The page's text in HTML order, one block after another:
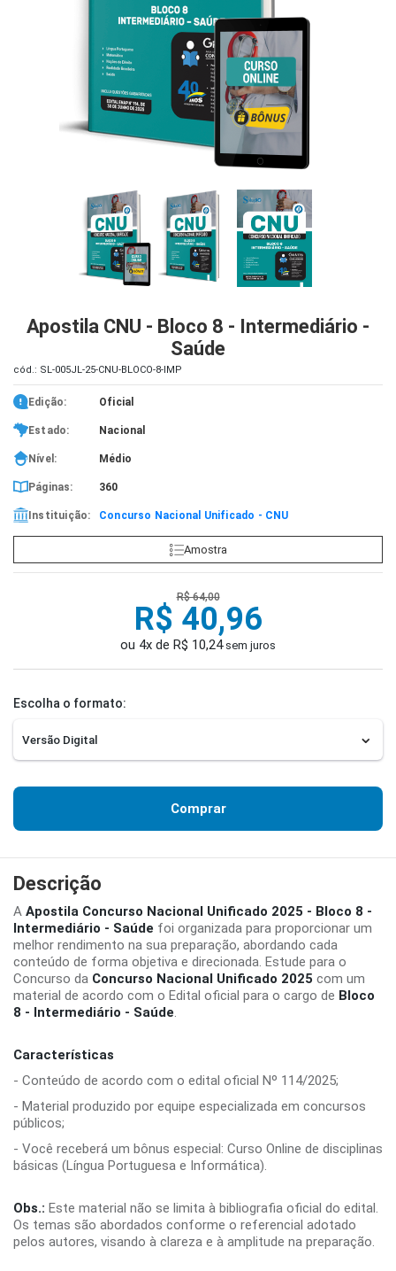
Apostila CNU - Bloco 8 - Intermediário -
Saúde
cód.: SL-005JL-25-CNU-BLOCO-8-IMP
Edição: Oficial
Estado: Nacional
Nível: Médio
Páginas: 360
Instituição: Concurso Nacional Unificado - CNU
Amostra
R$ 64,00
R$ 40,96
ou 4x de R$ 10,24sem juros
Escolha o formato:
Comprar
Descrição
A Apostila Concurso Nacional Unificado 2025 - Bloco 8 -
Intermediário - Saúde foi organizada para proporcionar um
melhor rendimento na sua preparação, abordando cada
conteúdo de forma objetiva e direcionada. Estude para o
Concurso da Concurso Nacional Unificado 2025 com um
material de acordo com o Edital oficial para o cargo de Bloco
8 - Intermediário - Saúde.
Características
- Conteúdo de acordo com o edital oficial Nº 114/2025;
- Material produzido por equipe especializada em concursos
públicos;
- Você receberá um bônus especial: Curso Online de disciplinas
básicas (Língua Portuguesa e Informática).
Obs.: Este material não se limita à bibliografia oficial do edital.
Os temas são abordados conforme o referencial adotado
pelos autores, visando à clareza e à amplitude na preparação.